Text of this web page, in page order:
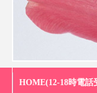
HOME(12-18時電話